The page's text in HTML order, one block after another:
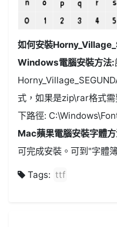
如何安裝
Windows電腦安裝方法:
式，如果是zip\rar格式
下路徑:
Mac蘋果電腦安裝字體
可完成安裝。可到"字體
Tags: ttf